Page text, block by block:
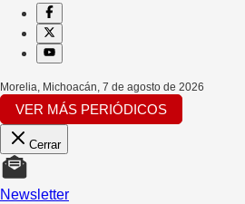
Morelia, Michoacán, 7 de agosto de 2026
VER MÁS PERIÓDICOS
Cerrar
Newsletter